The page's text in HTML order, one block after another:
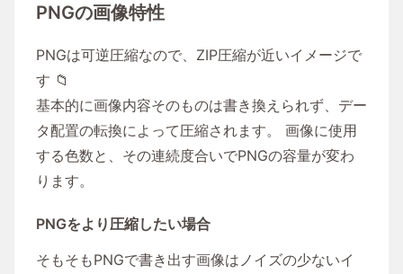
PNGの画像特性
PNGは可逆圧縮なので、ZIP圧縮が近いイメージで
す 📁
基本的に画像内容そのものは書き換えられず、デー
タ配置の転換によって圧縮されます。 画像に使用
する色数と、その連続度合いでPNGの容量が変わ
ります。
PNGをより圧縮したい場合
そもそもPNGで書き出す画像はノイズの少ないイ